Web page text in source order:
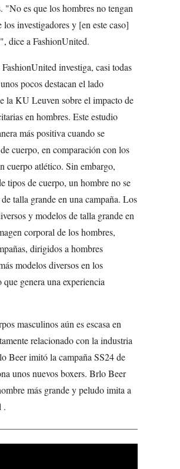
"No es que los hombres no tengan
investigadores y [en este caso]
dice a FashionUnited.
investiga, casi todas
pocos destacan el lado
la KU Leuven sobre el impacto de
en hombres. Este estudio
más positiva cuando se
cuerpo, en comparación con los
cuerpo atlético. Sin embargo,
tipos de cuerpo, un hombre no se
talla grande en una campaña. Los
y modelos de talla grande en
corporal de los hombres,
dirigidos a hombres
modelos diversos en los
genera una experiencia
masculinos aún es escasa en
relacionado con la industria
Beer imitó la campaña SS24 de
unos nuevos boxers. Brlo Beer
más grande y peludo imita a
.